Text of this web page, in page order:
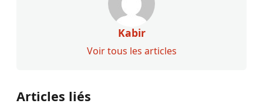
Kabir
Voir tous les articles
Articles liés